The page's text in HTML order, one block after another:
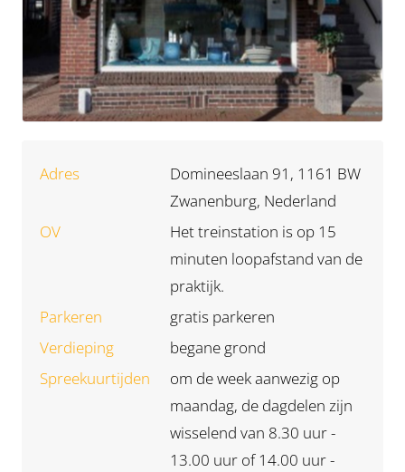
Adres
Domineeslaan 91, 1161 BW
Zwanenburg, Nederland
OV
Het treinstation is op 15
minuten loopafstand van de
praktijk.
Parkeren
gratis parkeren
Verdieping
begane grond
Spreekuurtijden
om de week aanwezig op
maandag, de dagdelen zijn
wisselend van 8.30 uur -
13.00 uur of 14.00 uur -